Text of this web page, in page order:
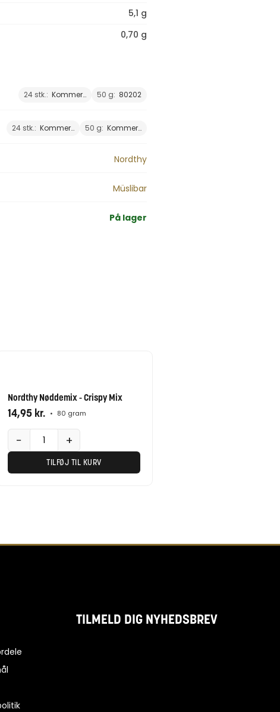
5,1 g
0,70 g
24 stk.: Kommer… 50 g: 80202
24 stk.: Kommer… 50 g: Kommer…
Nordthy
Müslibar
På lager
Nordthy Nøddemix - Crispy Mix
14,95 kr. • 80 gram
− +
TILFØJ TIL KURV
TILMELD DIG NYHEDSBREV